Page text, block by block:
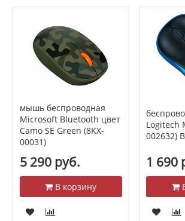
мышь беспроводная
Microsoft Bluetooth цвет
Camo SE Green (8KX-
00031)
5 290 руб.
В корзину
Logitech
002632)
1 690